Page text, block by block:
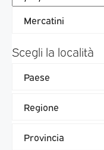
Scegli la località